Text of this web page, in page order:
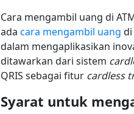
Cara mengambil uang di
ada cara mengambil uang di
dalam mengaplikasikan
ditawarkan dari sistem
QRIS sebagai fitur cardless
Syarat untuk